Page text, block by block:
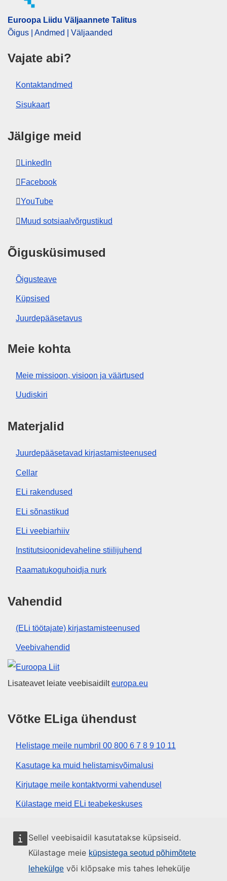
Sellel veebisaidil kasutatakse küpsiseid.
Külastage meie küpsistega seotud põhimõtete
lehekülge või klõpsake mis tahes lehekülje
Euroopa Liidu Väljaannete Talitus
Õigus | Andmed | Väljaanded
Vajate abi?
Kontaktandmed
Sisukaart
Jälgige meid
LinkedIn
Facebook
YouTube
Muud sotsiaalvõrgustikud
Õigusküsimused
Õigusteave
Küpsised
Juurdepääsetavus
Meie kohta
Meie missioon, visioon ja väärtused
Uudiskiri
Materjalid
Juurdepääsetavad kirjastamisteenused
Cellar
ELi rakendused
ELi sõnastikud
ELi veebiarhiiv
Institutsioonidevaheline stiilijuhend
Raamatukoguhoidja nurk
Vahendid
(ELi töötajate) kirjastamisteenused
Veebivahendid
Euroopa Liit
Lisateavet leiate veebisaidilteuropa.eu
Võtke ELiga ühendust
Helistage meile numbril 00 800 6 7 8 9 10 11
Kasutage ka muid helistamisvõimalusi
Kirjutage meile kontaktvormi vahendusel
Külastage meid ELi teabekeskuses
Sotsiaalmeedia